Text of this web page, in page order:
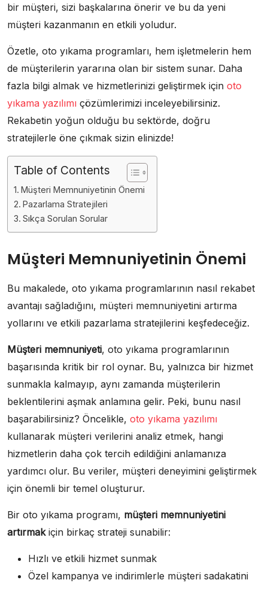
bir müşteri, sizi başkalarına önerir ve bu da yeni
müşteri kazanmanın en etkili yoludur.
Özetle, oto yıkama programları, hem işletmelerin hem
de müşterilerin yararına olan bir sistem sunar. Daha
fazla bilgi almak ve hizmetlerinizi geliştirmek için oto
yıkama yazılımı çözümlerimizi inceleyebilirsiniz.
Rekabetin yoğun olduğu bu sektörde, doğru
stratejilerle öne çıkmak sizin elinizde!
Table of Contents
Müşteri Memnuniyetinin Önemi
Pazarlama Stratejileri
Sıkça Sorulan Sorular
Müşteri Memnuniyetinin Önemi
Bu makalede, oto yıkama programlarının nasıl rekabet
avantajı sağladığını, müşteri memnuniyetini artırma
yollarını ve etkili pazarlama stratejilerini keşfedeceğiz.
Müşteri memnuniyeti, oto yıkama programlarının
başarısında kritik bir rol oynar. Bu, yalnızca bir hizmet
sunmakla kalmayıp, aynı zamanda müşterilerin
beklentilerini aşmak anlamına gelir. Peki, bunu nasıl
başarabilirsiniz? Öncelikle, oto yıkama yazılımı
kullanarak müşteri verilerini analiz etmek, hangi
hizmetlerin daha çok tercih edildiğini anlamanıza
yardımcı olur. Bu veriler, müşteri deneyimini geliştirmek
için önemli bir temel oluşturur.
Bir oto yıkama programı, müşteri memnuniyetini
artırmakiçin birkaç strateji sunabilir:
Hızlı ve etkili hizmet sunmak
Özel kampanya ve indirimlerle müşteri sadakatini